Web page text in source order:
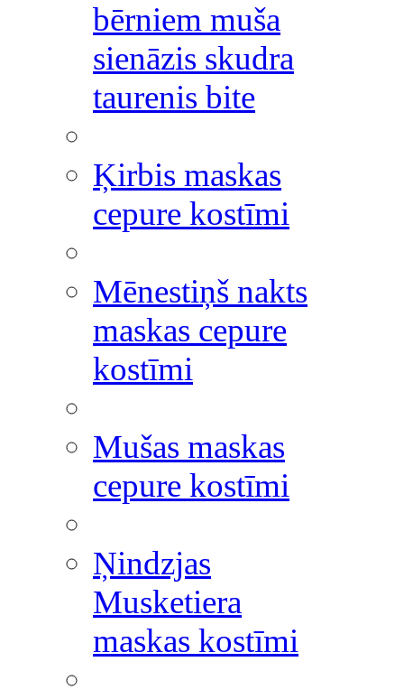
bērniem muša
sienāzis skudra
taurenis bite
Ķirbis maskas
cepure kostīmi
Mēnestiņš nakts
maskas cepure
kostīmi
Mušas maskas
cepure kostīmi
Ņindzjas
Musketiera
maskas kostīmi